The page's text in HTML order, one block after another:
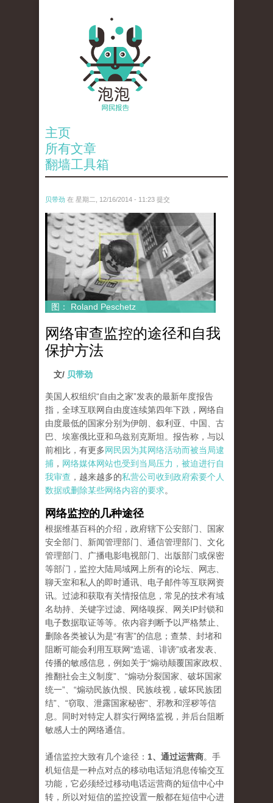
主页
所有文章
翻墙工具箱
贝带劲 在 星期二, 12/16/2014 - 11:23 提交
untitled.jpg
图： Roland Peschetz
网络审查监控的途径和自我
保护方法
文/ 贝带劲
美国人权组织“自由之家”发表的最新年度报告
指，全球互联网自由度连续第四年下跌，网络自
由度最低的国家分别为伊朗、叙利亚、中国、古
巴、埃塞俄比亚和乌兹别克斯坦。报告称，与以
前相比，有更多网民因为其网络活动而被当局逮
捕 ， 网络媒体网站也受到当局压力，被迫进行自
我审查 ，越来越多的私营公司收到政府索要个人
数据或删除某些网络内容的要求。
网络监控的几种途径
根据维基百科的介绍，政府辖下公安部门、国家
安全部门、新闻管理部门、通信管理部门、文化
管理部门、广播电影电视部门、出版部门或保密
等部门，监控大陆局域网上所有的论坛、网志、
聊天室和私人的即时通讯、电子邮件等互联网资
讯。过滤和获取有关情报信息，常见的技术有域
名劫持、关键字过滤、网络嗅探、网关IP封锁和
电子数据取证等等。依内容判断予以严格禁止、
删除各类被认为是“有害”的信息；查禁、封堵和
阻断可能会利用互联网“造谣、诽谤”或者发表、
传播的敏感信息，例如关于“煽动颠覆国家政权、
推翻社会主义制度”、“煽动分裂国家、破坏国家
统一”、“煽动民族仇恨、民族歧视，破坏民族团
结”、“窃取、泄露国家秘密”、邪教和淫秽等信
息。同时对特定人群实行网络监视，并后台阻断
敏感人士的网络通信。
通信监控大致有几个途径： 1、通过运营商。手
机短信是一种点对点的移动电话短消息传输交互
功能，它必须经过移动电话运营商的短信中心中
转，所以对短信的监控设置一般都在短信中心进